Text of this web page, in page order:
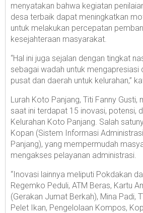
menyatakan bahwa kegiatan
desa terbaik dapat meningkatkan
untuk melakukan percepatan
kesejahteraan masyarakat.
“Hal ini juga sejalan dengan tingkat
sebagai wadah untuk mengapresiasi
pusat dan daerah untuk kelurahan,”
Lurah Koto Panjang, Titi Fanny Gusti,
saat ini terdapat 15 inovasi, potensi,
Kelurahan Koto Panjang. Salah
Kopan (Sistem Informasi
Panjang), yang mempermudah
mengakses pelayanan administrasi.
“Inovasi lainnya meliputi Pokdakan
Regemko Peduli, ATM Beras, Kartu
(Gerakan Jumat Berkah), Mina Padi,
Pelet Ikan, Pengelolaan Kompos,